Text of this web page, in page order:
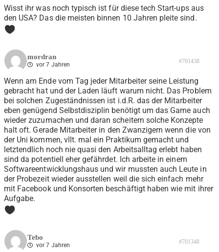
Wisst ihr was noch typisch ist für diese tech Start-ups aus
den USA? Das die meisten binnen 10 Jahren pleite sind.
0
mordran
vor 7 Jahren #701438
Wenn am Ende vom Tag jeder Mitarbeiter seine Leistung
gebracht hat und der Laden läuft warum nicht. Das Problem
bei solchen Zugeständnissen ist i.d.R. das der Mitarbeiter
eben genügend Selbstdisziplin benötigt um das Game auch
wieder zuzumachen und daran scheitern solche Konzepte
halt oft. Gerade Mitarbeiter in den Zwanzigern wenn die von
der Uni kommen, vllt. mal ein Praktikum gemacht und
letztendlich noch nie quasi den Arbeitsalltag erlebt haben
sind da potentiell eher gefährdet. Ich arbeite in einem
Softwareentwicklungshaus und wir mussten auch Leute in
der Probezeit wieder ausstellen weil die sich einfach mehr
mit Facebook und Konsorten beschäftigt haben wie mit ihrer
Aufgabe.
0
Tebo
vor 7 Jahren #701348